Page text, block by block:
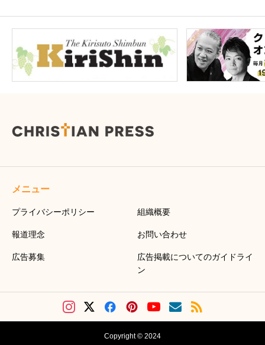
メニュー
プライバシーポリシー 組織概要
報道理念 お問い合わせ
広告募集
広告掲載についてのガイドライ
ン
Copyright © 2024